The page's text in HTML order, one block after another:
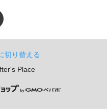
切り替える
Place